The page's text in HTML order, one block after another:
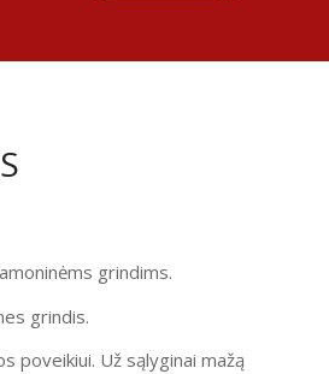
grindims.
grindis.
poveikiui. Už sąlyginai mažą